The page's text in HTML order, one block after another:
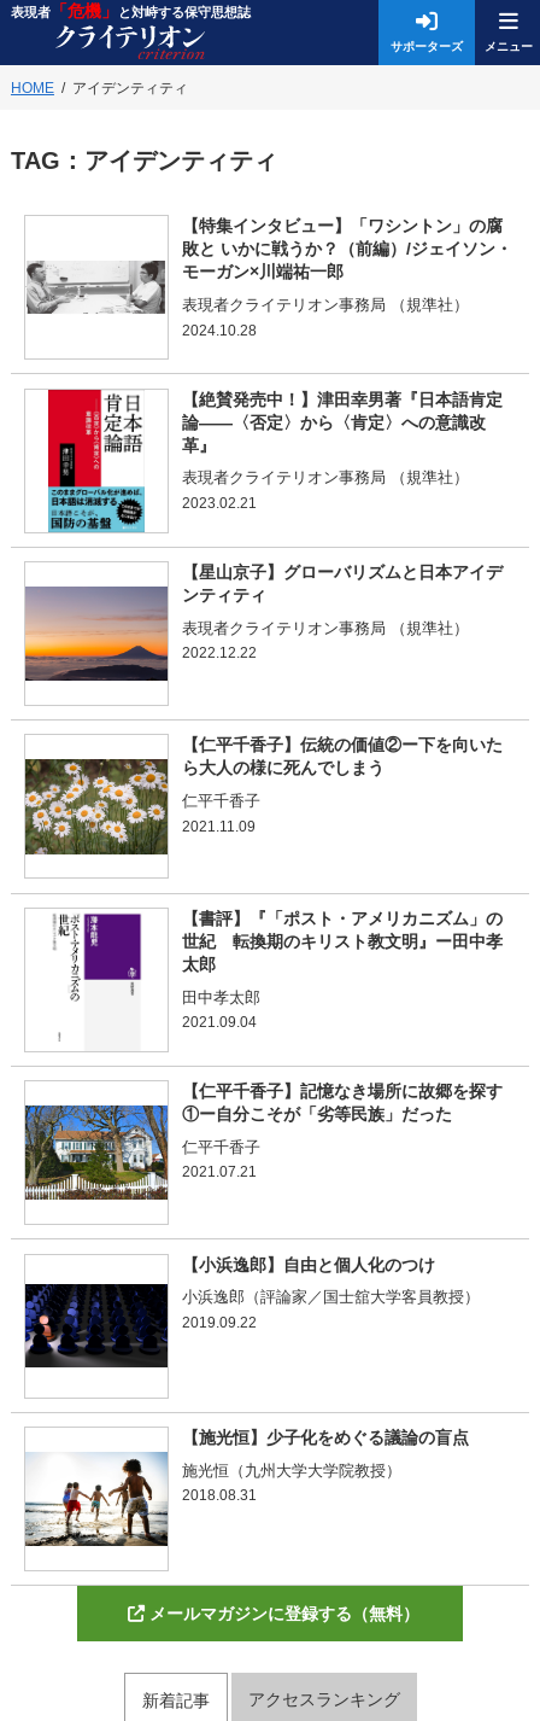
表現者「危機」 と対峙する保守思想誌
サポーターズ
HOME アイデンティティ
TAG： アイデンティティ
【特集インタビュー】「ワシントン」の腐
敗と いかに戦うか？（前編）/ジェイソン・
モーガン×川端祐一郎
表現者クライテリオン事務局 （規準社）
2024.10.28
【絶賛発売中！】津田幸男著『日本語肯定
論――〈否定〉から〈肯定〉への意識改
革』
表現者クライテリオン事務局 （規準社）
2023.02.21
【星山京子】グローバリズムと日本アイデ
ンティティ
表現者クライテリオン事務局 （規準社）
2022.12.22
【仁平千香子】伝統の価値②ー下を向いた
ら大人の様に死んでしまう
仁平千香子
2021.11.09
【書評】『「ポスト・アメリカニズム」の
世紀 転換期のキリスト教文明』ー田中孝
太郎
田中孝太郎
2021.09.04
【仁平千香子】記憶なき場所に故郷を探す
①ー自分こそが「劣等民族」だった
仁平千香子
2021.07.21
【小浜逸郎】自由と個人化のつけ
小浜逸郎（評論家／国士舘大学客員教授）
2019.09.22
【施光恒】少子化をめぐる議論の盲点
施光恒（九州大学大学院教授）
2018.08.31
メールマガジンに登録する（無料）
新着記事 アクセスランキング